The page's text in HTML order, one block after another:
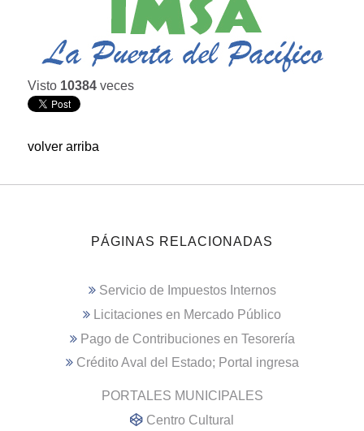
Visto 10384 veces
volver arriba
PÁGINAS RELACIONADAS
Servicio de Impuestos Internos
Licitaciones en Mercado Público
Pago de Contribuciones en Tesorería
Crédito Aval del Estado; Portal ingresa
PORTALES MUNICIPALES
Centro Cultural